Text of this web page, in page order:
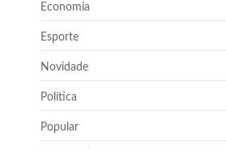
Economia
Esporte
Novidade
Política
Popular